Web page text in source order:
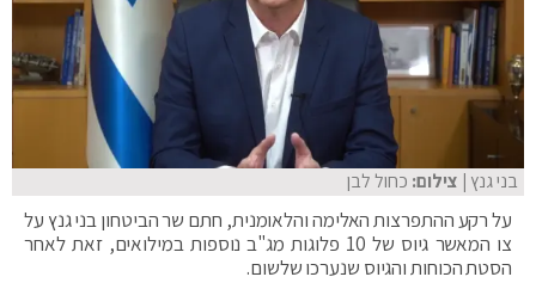
בני גנץ | צילום: כחול לבן
על רקע ההתפרצות האלימה והלאומנית, חתם שר הביטחון בני גנץ על
צו המאשר גיוס של 10 פלוגות מג"ב נוספות במילואים, זאת לאחר
הסטת הכוחות והגיוס שנערכו שלשום.